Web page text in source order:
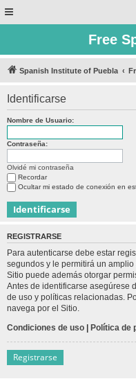
Free
Spanish Institute of Puebla
Identificarse
Nombre de Usuario:
Contraseña:
Olvidé mi contraseña
Recordar
Ocultar mi estado de conexión en
REGISTRARSE
Para autenticarse debe estar
segundos y le permitirá un
Sitio puede además otorgar
Antes de identificarse asegúrese
de uso y políticas relacionadas.
navega por el Sitio.
Condiciones de uso | Política de
Registrarse